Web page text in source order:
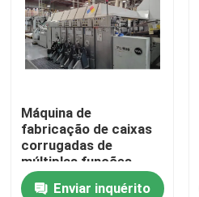
Vídeos
Sobre nós
Excursão da fábrica
Controle da qualidade
Máquina de
fabricação de caixas
corrugadas de
múltiplas funções
Enviar inquérito